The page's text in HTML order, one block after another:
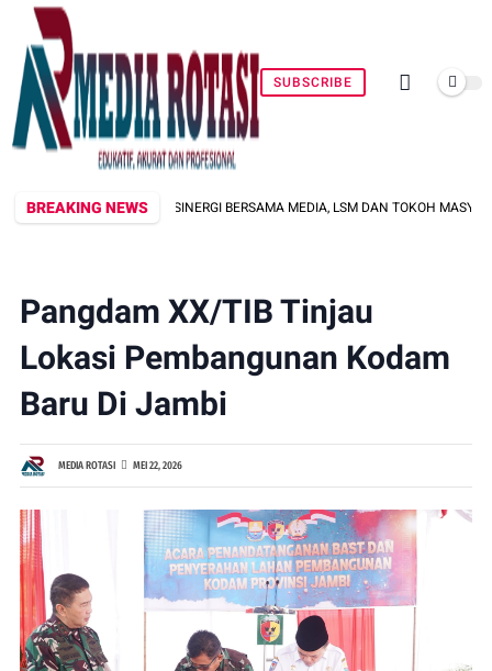
SUBSCRIBE
BREAKING NEWS
SINERGI BERSAMA MEDIA, LSM DAN TOKOH MASYARAKAT JAGA
Pangdam XX/TIB Tinjau
Lokasi Pembangunan Kodam
Baru Di Jambi
MEDIA ROTASI MEI 22, 2026